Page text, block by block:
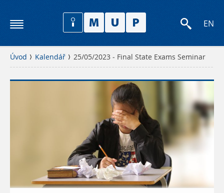
EN
Úvod Kalendář 25/05/2023 - Final State Exams Seminar